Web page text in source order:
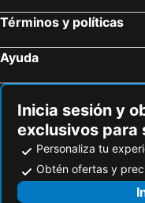
Términos y políticas
Ayuda
Inicia sesión y
exclusivos para
Personaliza tu
Obtén ofertas y